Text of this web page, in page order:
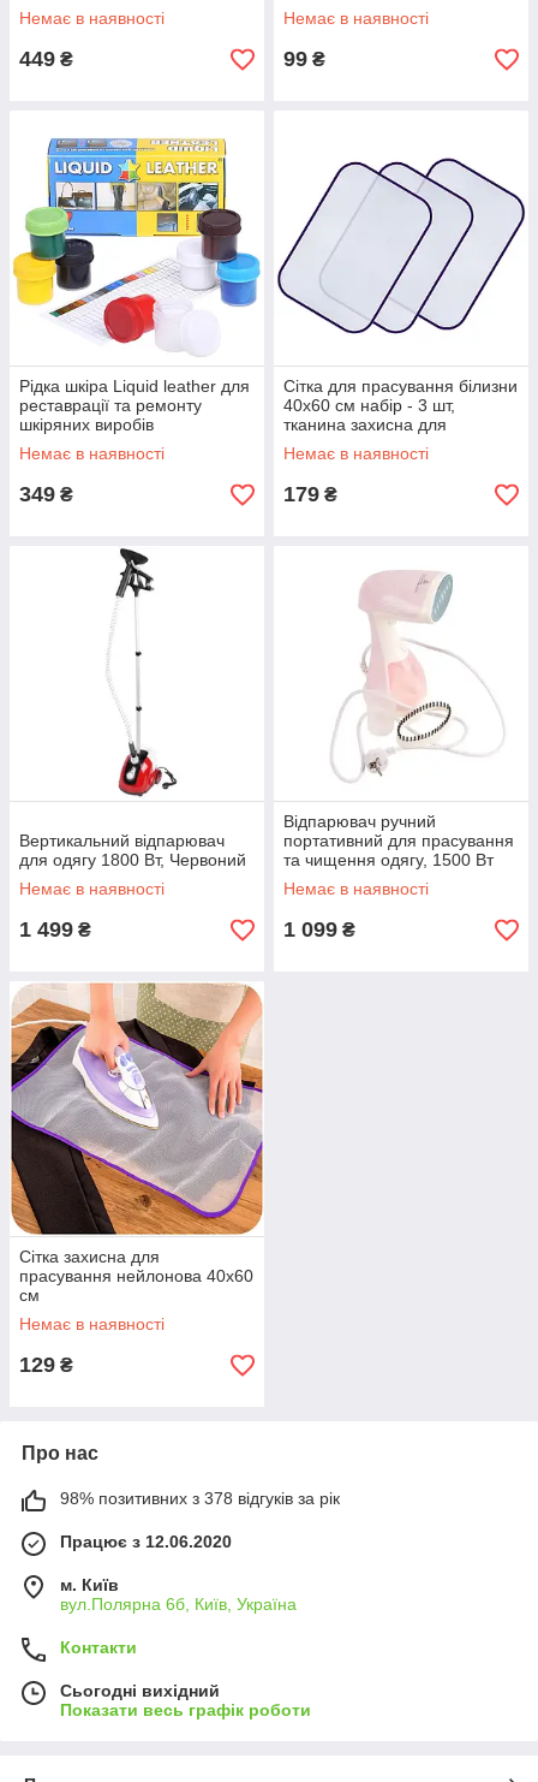
Немає в наявності
449 ₴
Немає в наявності
99 ₴
Рідка шкіра Liquid leather для
реставрації та ремонту
шкіряних виробів
Немає в наявності
349 ₴
Сітка для прасування білизни
40х60 см набір - 3 шт,
тканина захисна для
прасування
Немає в наявності
179 ₴
Вертикальний відпарювач
для одягу 1800 Вт, Червоний
Немає в наявності
1 499 ₴
Відпарювач ручний
портативний для прасування
та чищення одягу, 1500 Вт
Немає в наявності
1 099 ₴
Сітка захисна для
прасування нейлонова 40х60
см
Немає в наявності
129 ₴
Про нас
98% позитивних з 378 відгуків за рік
Працює з 12.06.2020
м. Київ
вул.Полярна 6б, Київ, Україна
Контакти
Сьогодні вихідний
Показати весь графік роботи